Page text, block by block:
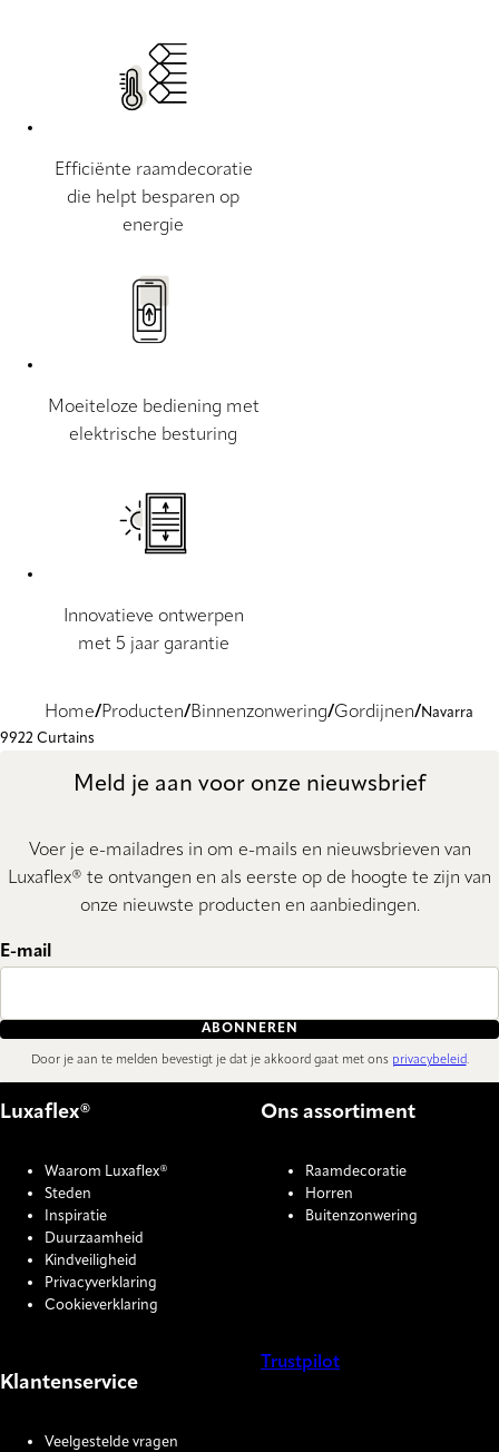
Efficiënte raamdecoratie
die helpt besparen op
energie
Moeiteloze bediening met
elektrische besturing
Innovatieve ontwerpen
met 5 jaar garantie
Home Producten Binnenzonwering Gordijnen
Navarra
9922 Curtains
Meld je aan voor onze nieuwsbrief
Voer je e-mailadres in om e-mails en nieuwsbrieven van
Luxaflex® te ontvangen en als eerste op de hoogte te zijn van
onze nieuwste producten en aanbiedingen.
E-mail
ABONNEREN
Door je aan te melden bevestigt je dat je akkoord gaat met ons privacybeleid.
Luxaflex®
Waarom Luxaflex®
Steden
Inspiratie
Duurzaamheid
Kindveiligheid
Privacyverklaring
Cookieverklaring
Ons assortiment
Raamdecoratie
Horren
Buitenzonwering
Klantenservice
Veelgestelde vragen
Trustpilot